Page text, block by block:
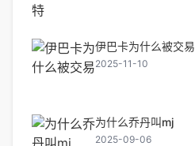
伊巴卡为什么被交易
2025-11-10
为什么乔丹叫mj
2025-09-06